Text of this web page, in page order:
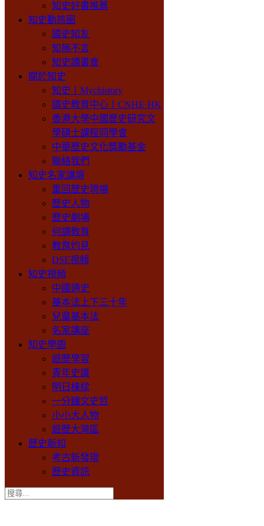
知史好書推薦
知史動態圈
國史知友
知無不言
知史讀書會
關於知史
知史丨Mychistory
國史教育中心丨CNHE·HK
香港大學中國歷史研究文
學碩士課程同學會
中華歷史文化獎勵基金
聯絡我們
知史名家講壇
重回歷史現場
歷史人物
歷史劇場
何謂教育
教育灼見
DSE視頻
知史視頻
中國通史
基本法上下三十年
兒童基本法
名家講座
知史學園
遊歷學習
青年史識
明日棟樑
一分鐘文史哲
小小大人物
遊歷大灣區
歷史新知
考古新發現
歷史資訊